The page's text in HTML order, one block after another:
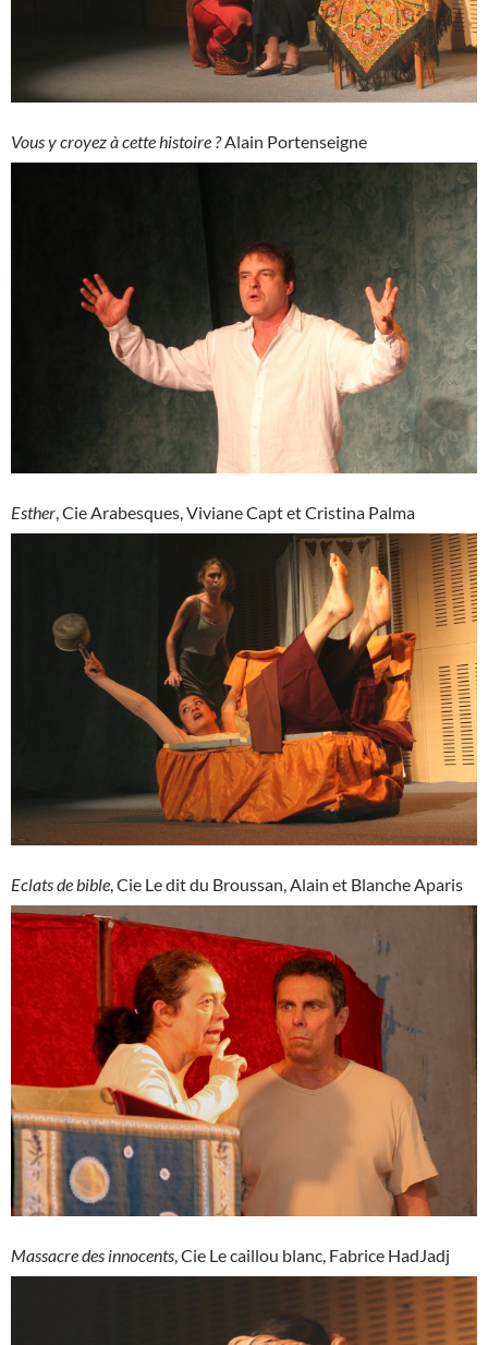
Vous y croyez à cette histoire ?Alain Portenseigne
Esther, Cie Arabesques, Viviane Capt et Cristina Palma
Eclats de bible , Cie Le dit du Broussan, Alain et Blanche Aparis
Massacre des innocents, Cie Le caillou blanc, Fabrice HadJadj